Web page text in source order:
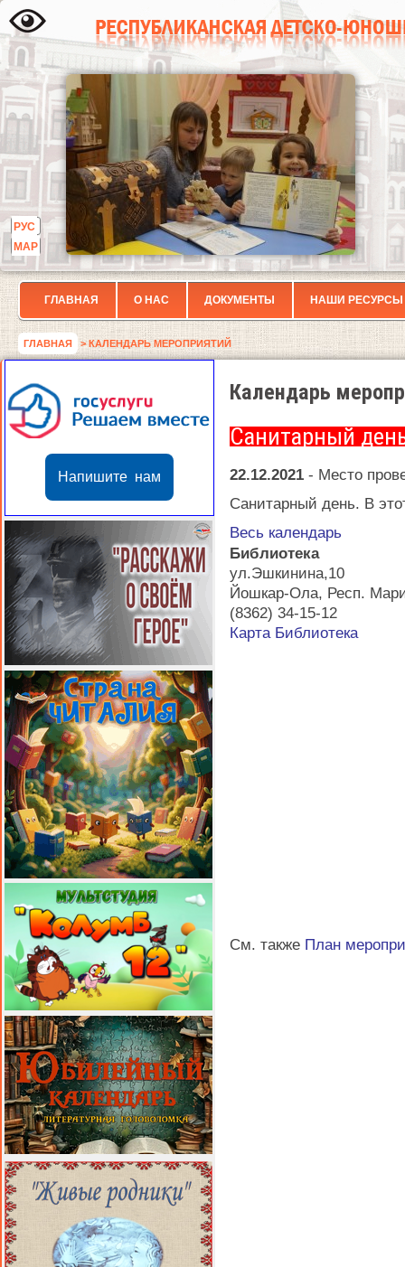
РУС
МАР
ГЛАВНАЯ О НАС ДОКУМЕНТЫ НАШИ РЕСУРСЫ
ГЛАВНАЯ > КАЛЕНДАРЬ МЕРОПРИЯТИЙ
Напишите нам
Календарь
Санитарный
22.12.2021 - Место
Санитарный день. В
Весь календарь
Библиотека
ул.Эшкинина,10
Йошкар-Ола, Респ.
(8362) 34-15-12
Карта Библиотека
См. также План